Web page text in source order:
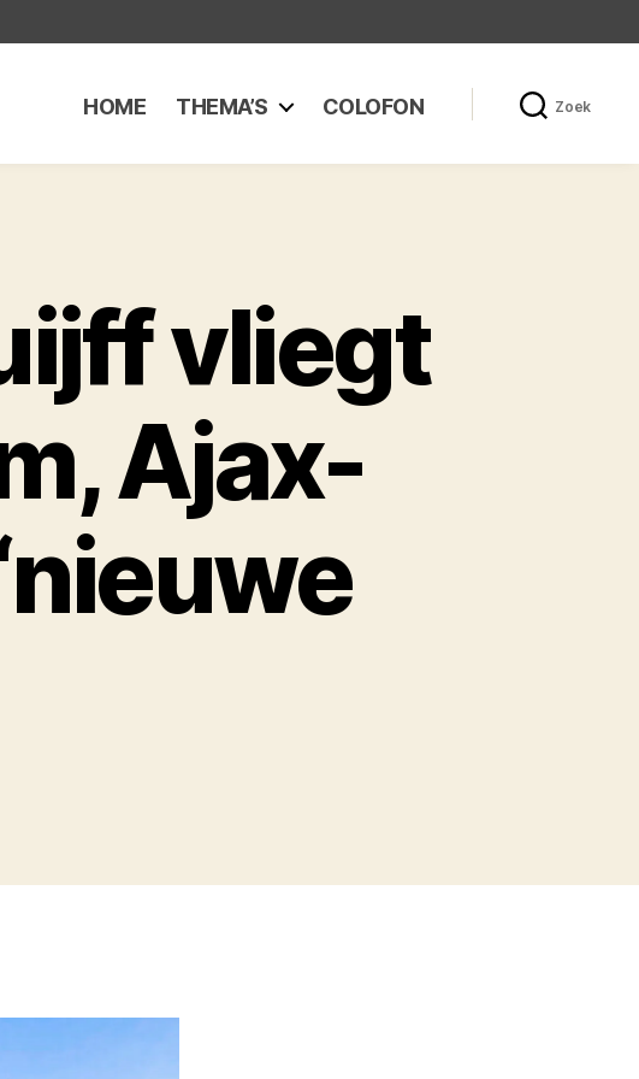
HOME THEMA’S COLOFON Zoek
vliegt
Ajax-